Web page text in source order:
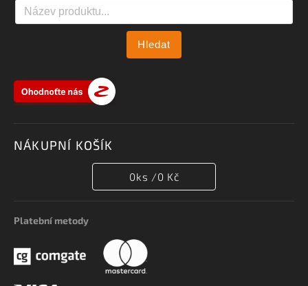
Hledat
NÁKUPNÍ KOŠÍK
0ks /0 Kč
Platební metody